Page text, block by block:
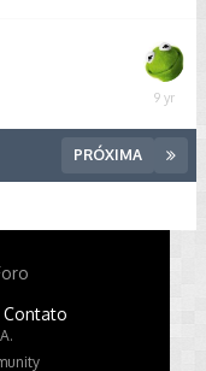
PRÓXIMA
Contato